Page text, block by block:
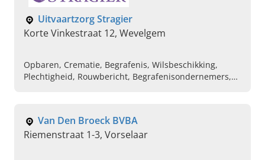
Uitvaartzorg Stragier
Korte Vinkestraat 12, Wevelgem
Opbaren, Crematie, Begrafenis, Wilsbeschikking,
Plechtigheid, Rouwbericht, Begrafenisondernemers,
Van Den Broeck BVBA
Riemenstraat 1-3, Vorselaar